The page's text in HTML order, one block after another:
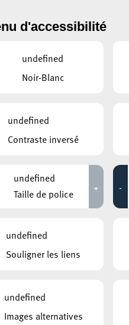
MOBILITÉ
AOÛT 2020
29 août
#5
05 septembre
d'accessibilité
undefined
Noir-Blanc
undefined
Contraste inversé
undefined
Taille de police
+ -
undefined
Souligner les liens
undefined
Images alternatives